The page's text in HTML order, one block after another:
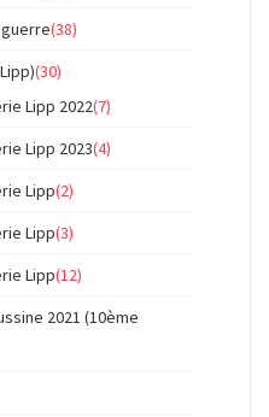
(38)
(30)
Lipp 2022(7)
Lipp 2023(4)
Lipp(2)
Lipp(3)
Lipp(12)
2021 (10ème